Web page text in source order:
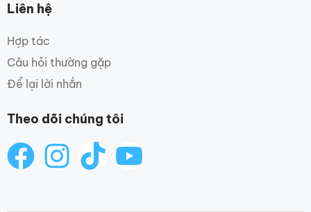
Liên hệ
Hợp tác
Câu hỏi thường gặp
Để lại lời nhắn
Theo dõi chúng tôi